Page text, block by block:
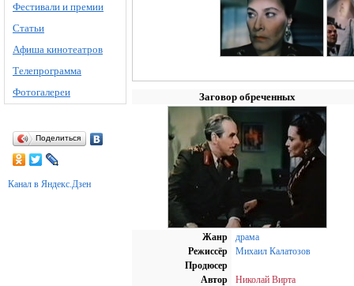
Фестивали и премии
Статьи
Афиша кинотеатров
Телепрограмма
Фотогалереи
Поделиться
Канал в Яндекс.Дзен
Заговор обреченных
Жанр
драма
Режиссёр
Михаил Калатозов
Продюсер
Автор
Николай Вирта